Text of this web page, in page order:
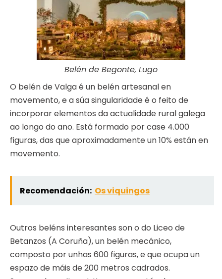
Belén de Begonte, Lugo
O belén de Valga é un belén artesanal en
movemento, e a súa singularidade é o feito de
incorporar elementos da actualidade rural galega
ao longo do ano. Está formado por case 4.000
figuras, das que aproximadamente un 10% están en
movemento.
Recomendación: Os viquingos
Outros beléns interesantes son o do Liceo de
Betanzos (A Coruña), un belén mecánico,
composto por unhas 600 figuras, e que ocupa un
espazo de máis de 200 metros cadrados.